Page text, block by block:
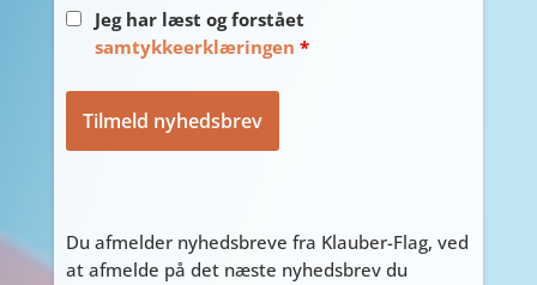
Jeg har læst og forstået
samtykkeerklæringen *
Du afmelder nyhedsbreve fra Klauber-Flag, ved
at afmelde på det næste nyhedsbrev du